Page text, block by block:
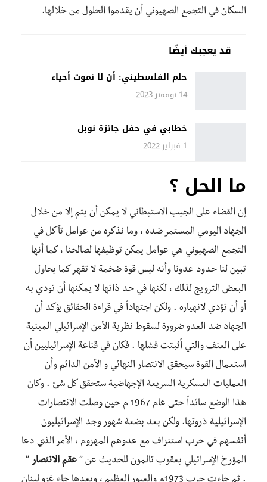
السكان في التجمع الصهيوني أن يقدموا الحلول من خلالها.
قد يعجبك أيضًا
حلم الفلسطيني: أن لا نموت أحياء
14 نوفمبر 2023
خطابي في حفل جائزة نوبل
1 فبراير 2022
ما الحل ؟
إن القضاء على الجيب الاستيطاني لا يمكن أن يتم إلا من خلال
الجهاد اليومي المستمر ضده ، وما نذكره من عوامل تآكل في
التجمع الصهيوني هي عوامل يمكن توظيفها لصالحنا ، كما أنها
تبين لنا حدود عدونا وأنه ليس قوة ضخمة لا تقهر كما يحاول
البعض الترويج لذلك ، لكنها في حد ذاتها لا يمكنها أن تودي به
أو أن تؤدي لانهياره . ولكن اجتهاداً في قراءة الحقائق يؤكد أن
الجهاد ضد العدو ضرورة لسقوط نظرية الأمن الإسرائيلي المبنية
على العنف والتي أثبتت فشلها . فكان في قناعة الإسرائيليين أن
استعمال القوة سيحقق الانتصار النهائي و الأمن الدائم وأن
العمليات العسكرية السريعة الإجهاضية ستحقق كل شئ . وكان
هذا الوضع سائداً حتى عام 1967 م حين وصلت الانتصارات
الإسرائيلية ذروتها. ولكن بعد بضعة شهور وجد الإسرائيليون
أنفسهم في حرب استنزاف مع عدوهم المهزوم ، الأمر الذي دعا
المؤرخ الإسرائيلي يعقوب تالمون للحديث عن ” عقم الانتصار ”